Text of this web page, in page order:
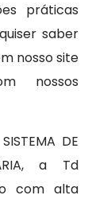
práticas
saber
nosso site
nossos
DE
a Td
com alta